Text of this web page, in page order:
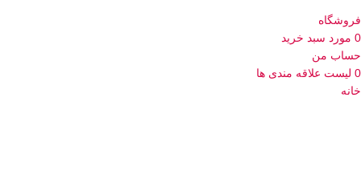
فروشگاه
0 مورد سبد خرید
حساب من
0 لیست علاقه مندی ها
خانه